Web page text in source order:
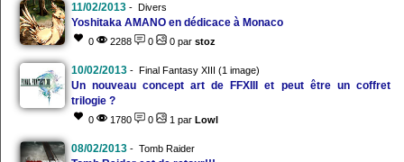
11/02/2013- Divers
Yoshitaka AMANO en dédicace à Monaco
0 2288 0 0 par stoz
10/02/2013- Final Fantasy XIII (1 image)
Un nouveau concept art de FFXIII et peut être un coffret
trilogie ?
0 1780 0 1 par Lowl
08/02/2013- Tomb Raider